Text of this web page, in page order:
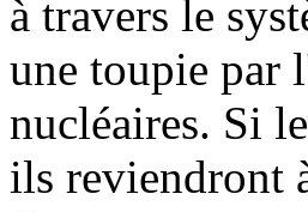
à travers le
une toupie par
nucléaires. Si
ils reviendront